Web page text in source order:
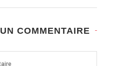
COMMENTAIRE